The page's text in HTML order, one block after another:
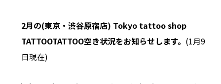
2月の(東京・渋谷原宿店) Tokyo tattoo shop
TATTOOTATTOO空き状況をお知らせします。 (1月9
日現在)